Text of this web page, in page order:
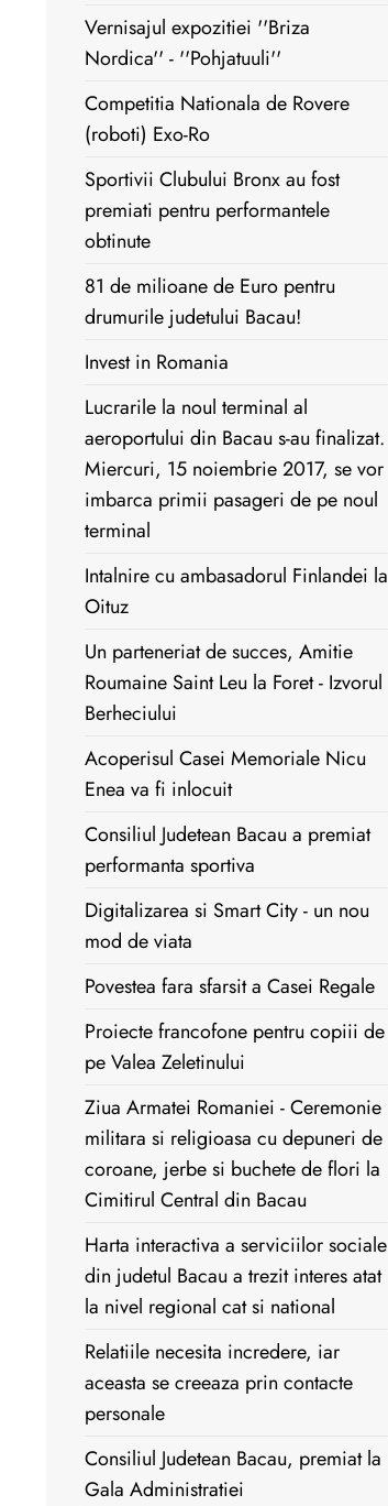
Vernisajul expozitiei ''Briza
Nordica'' - ''Pohjatuuli''
Competitia Nationala de Rovere
(roboti) Exo-Ro
Sportivii Clubului Bronx au fost
premiati pentru performantele
obtinute
81 de milioane de Euro pentru
drumurile judetului Bacau!
Invest in Romania
Lucrarile la noul terminal al
aeroportului din Bacau s-au finalizat.
Miercuri, 15 noiembrie 2017, se vor
imbarca primii pasageri de pe noul
terminal
Intalnire cu ambasadorul Finlandei la
Oituz
Un parteneriat de succes, Amitie
Roumaine Saint Leu la Foret - Izvorul
Berheciului
Acoperisul Casei Memoriale Nicu
Enea va fi inlocuit
Consiliul Judetean Bacau a premiat
performanta sportiva
Digitalizarea si Smart City - un nou
mod de viata
Povestea fara sfarsit a Casei Regale
Proiecte francofone pentru copiii de
pe Valea Zeletinului
Ziua Armatei Romaniei - Ceremonie
militara si religioasa cu depuneri de
coroane, jerbe si buchete de flori la
Cimitirul Central din Bacau
Harta interactiva a serviciilor sociale
din judetul Bacau a trezit interes atat
la nivel regional cat si national
Relatiile necesita incredere, iar
aceasta se creeaza prin contacte
personale
Consiliul Judetean Bacau, premiat la
Gala Administratiei